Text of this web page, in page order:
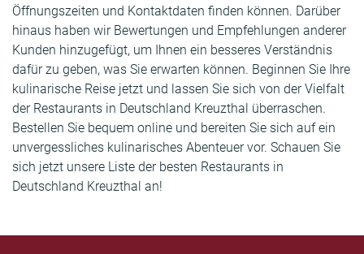
Öffnungszeiten und Kontaktdaten finden können. Darüber
hinaus haben wir Bewertungen und Empfehlungen anderer
Kunden hinzugefügt, um Ihnen ein besseres Verständnis
dafür zu geben, was Sie erwarten können. Beginnen Sie Ihre
kulinarische Reise jetzt und lassen Sie sich von der Vielfalt
der Restaurants in Deutschland Kreuzthal überraschen.
Bestellen Sie bequem online und bereiten Sie sich auf ein
unvergessliches kulinarisches Abenteuer vor. Schauen Sie
sich jetzt unsere Liste der besten Restaurants in
Deutschland Kreuzthal an!